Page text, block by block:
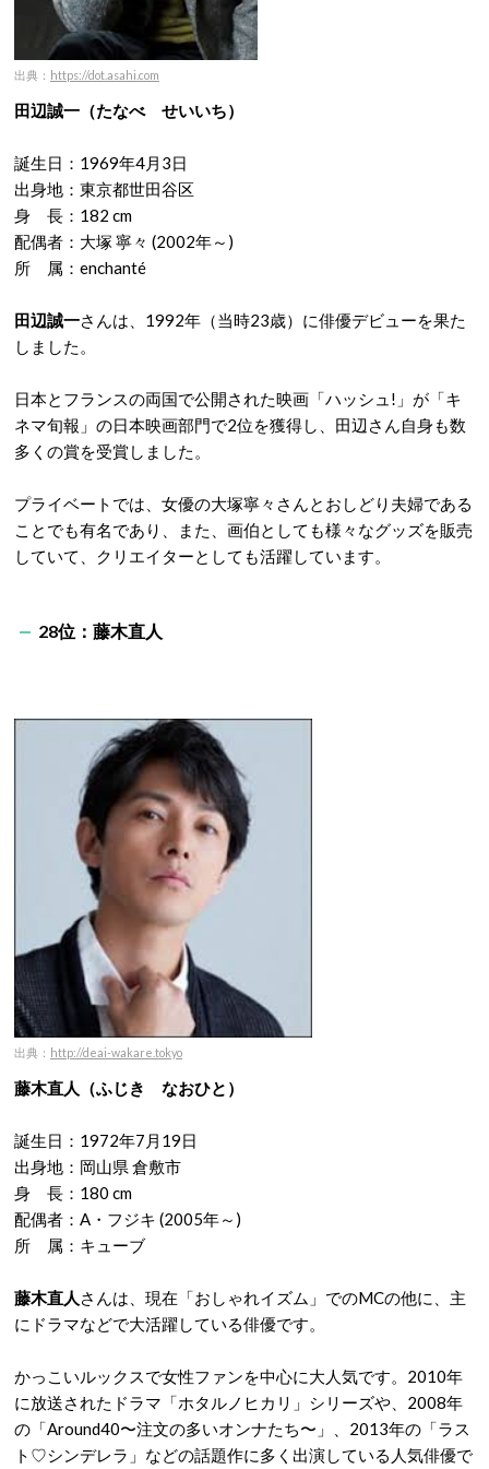
出典： https://dot.asahi.com
田辺誠一（たなべ せいいち）
誕生日：1969年4月3日
出身地：東京都世田谷区
身 長：182 cm
配偶者：大塚 寧々 (2002年～)
所 属：enchanté
田辺誠一さんは、1992年（当時23歳）に俳優デビューを果た
しました。
日本とフランスの両国で公開された映画「ハッシュ!」が「キ
ネマ旬報」の日本映画部門で2位を獲得し、田辺さん自身も数
多くの賞を受賞しました。
プライベートでは、女優の大塚寧々さんとおしどり夫婦である
ことでも有名であり、また、画伯としても様々なグッズを販売
していて、クリエイターとしても活躍しています。
28位：藤木直人
出典： http://deai-wakare.tokyo
藤木直人（ふじき なおひと）
誕生日：1972年7月19日
出身地：岡山県 倉敷市
身 長：180 cm
配偶者：A・フジキ (2005年～)
所 属：キューブ
藤木直人 さんは、現在「おしゃれイズム」でのMCの他に、主
にドラマなどで大活躍している俳優です。
かっこいルックスで女性ファンを中心に大人気です。2010年
に放送されたドラマ「ホタルノヒカリ」シリーズや、2008年
の「Around40〜注文の多いオンナたち〜」、2013年の「ラス
ト♡シンデレラ」などの話題作に多く出演している人気俳優で